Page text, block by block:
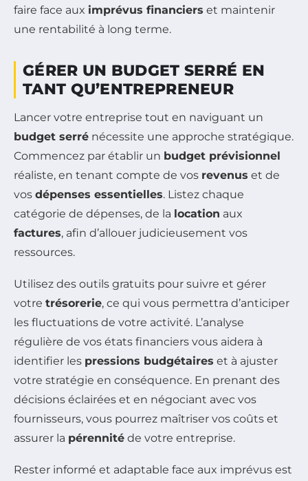
faire face aux imprévus financiers et maintenir
une rentabilité à long terme.
GÉRER UN BUDGET SERRÉ EN
TANT QU’ENTREPRENEUR
Lancer votre entreprise tout en naviguant un
budget serré nécessite une approche stratégique.
Commencez par établir un budget prévisionnel
réaliste, en tenant compte de vos revenus et de
vos dépenses essentielles. Listez chaque
catégorie de dépenses, de la location aux
factures, afin d’allouer judicieusement vos
ressources.
Utilisez des outils gratuits pour suivre et gérer
votre trésorerie, ce qui vous permettra d’anticiper
les fluctuations de votre activité. L’analyse
régulière de vos états financiers vous aidera à
identifier les pressions budgétaires et à ajuster
votre stratégie en conséquence. En prenant des
décisions éclairées et en négociant avec vos
fournisseurs, vous pourrez maîtriser vos coûts et
assurer la pérennité de votre entreprise.
Rester informé et adaptable face aux imprévus est